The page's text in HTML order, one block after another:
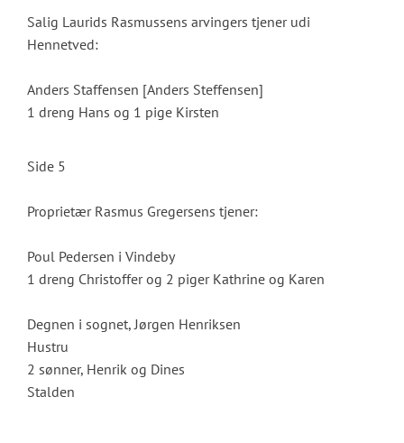
Salig Laurids Rasmussens arvingers tjener udi
Hennetved:
Anders Staffensen [Anders Steffensen]
1 dreng Hans og 1 pige Kirsten
Side 5
Proprietær Rasmus Gregersens tjener:
Poul Pedersen i Vindeby
1 dreng Christoffer og 2 piger Kathrine og Karen
Degnen i sognet, Jørgen Henriksen
Hustru
2 sønner, Henrik og Dines
Stalden